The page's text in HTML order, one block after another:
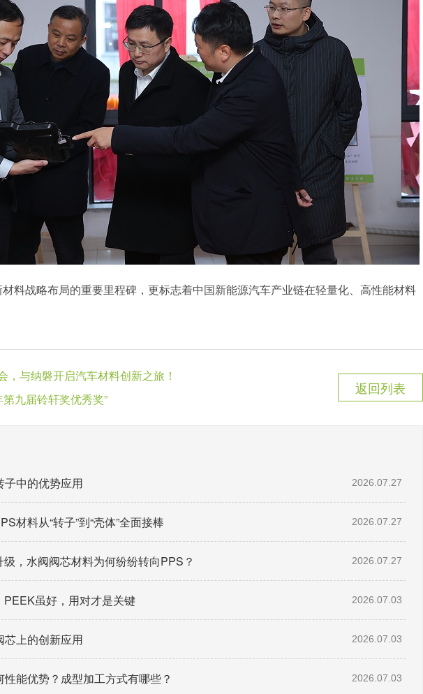
料战略布局的重要里程碑，更标志着中国新能源汽车产业链在轻量化、高性能材料
，与纳磐开启汽车材料创新之旅！
九届铃轩奖优秀奖”
返回列表
中的优势应用 2026.07.27
材料从“转子”到“壳体”全面接棒 2026.07.27
，水阀阀芯材料为何纷纷转向PPS？ 2026.07.27
PEEK虽好，用对才是关键 2026.07.03
芯上的创新应用 2026.07.03
能优势？成型加工方式有哪些？ 2026.07.03